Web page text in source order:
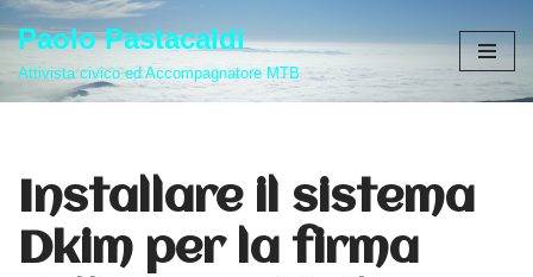
Vai
Paolo Pastacaldi
Attivista civico ed Accompagnatore MTB
Installare il sistema
Dkim per la firma